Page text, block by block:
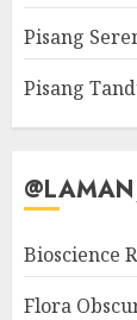
Pisang
Pisang
Bioscience
Flora